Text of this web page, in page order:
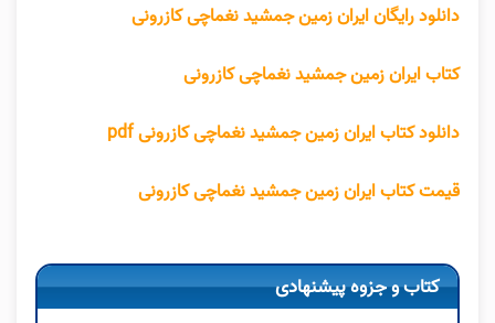
دانلود رایگان ایران زمین جمشید نغماچی کازرونی
کتاب ایران زمین جمشید نغماچی کازرونی
دانلود کتاب ایران زمین جمشید نغماچی کازرونی pdf
قیمت کتاب ایران زمین جمشید نغماچی کازرونی
کتاب و جزوه پیشنهادی